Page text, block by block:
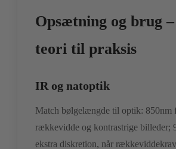
Opsætning og brug
teori til praksis
IR og natoptik
Match bølgelængde til optik: 850nm
rækkevidde og kontrastrige billeder;
ekstra diskretion, når